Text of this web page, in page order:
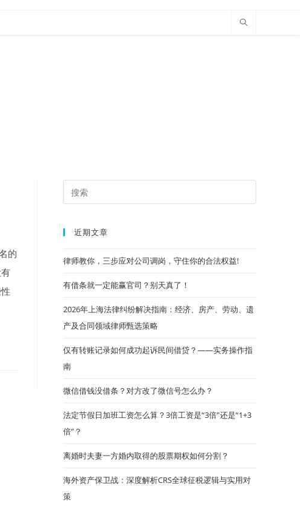
的
近期文章
律师教你，三步应对公司调岗，守住你的合法权益!
有借条就一定能赢官司？别天真了！
2026年上海法律纠纷解决指南：经济、房产、劳动、遗
产及合同领域律师甄选策略
仅有转账记录如何成功起诉民间借贷？——实务操作指
南
微信借钱没借条？对方改了微信号怎么办？
法定节假日加班工资怎么算？3倍工资是“3倍”还是“1+3
倍”？
离婚时夫妻一方婚内取得的股票期权如何分割？
海外资产保卫战：深度解析CRS全球征税逻辑与实用对
策